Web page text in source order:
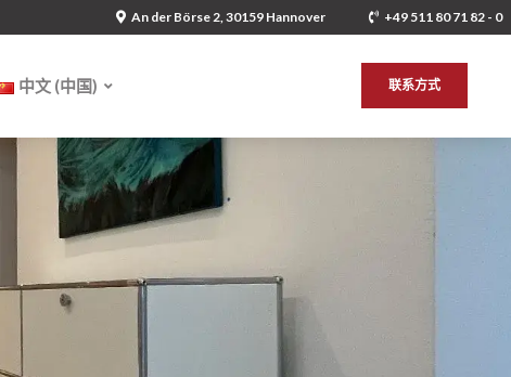
+49 511 80 71 82 - 0
An der Börse 2, 30159 Hannover
联系方式
中文 (中国)